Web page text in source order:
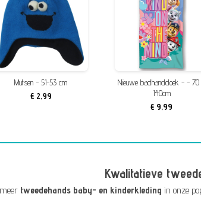
Mutsen - 51-53 cm
€ 2,99
Nieuwe badhanddoek - -
140cm
€ 9,99
Kwalitatieve
tweedehands baby- en kinderkleding in onze